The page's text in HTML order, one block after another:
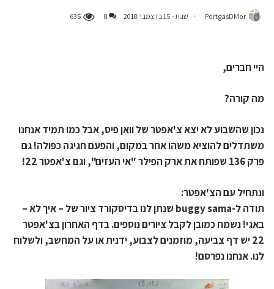
PortgasDMor שבת - 15 בדצמבר 2018 8
635
היי חברים,
מה קורה?
נכון שהשבוע לא יצא צ'אפטר של וואן פיס, אבל כמו תמיד אנחנו
משתדלים להוציא משהו אחר במקום, והפעם חגיגה כפולה! גם
פרק 136 שפותח את ארק הפילר "אי העזים", וגם צ'אפטר 22!
ונתחיל עם הצ'אפטר:
תודה ל-buggy sama שנתן לנו בדיסקורד ציור של – איך לא –
באגי! נשמח כמובן לקבל ציורים נוספים. בדף האחרון בצ'אפטר
22 יש דף צביעה, מוזמנים לצבוע, ידנית או על המחשב, ולשלוח
לנו. אנחנו נפרסם!